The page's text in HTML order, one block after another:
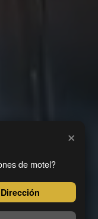
×
de motel?
Dirección